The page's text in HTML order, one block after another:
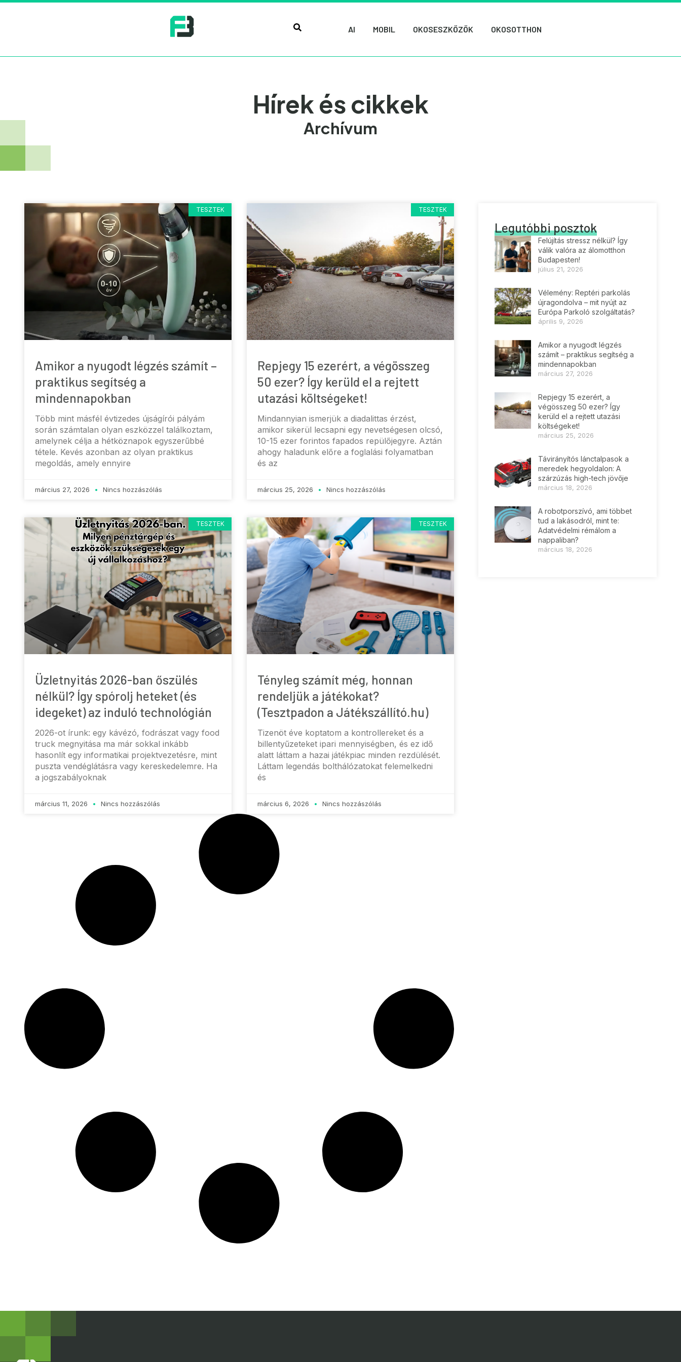
AI MOBIL OKOSESZKÖZÖK OKOSOTTHON
Hírek és cikkek
Archívum
TESZTEK
Amikor a nyugodt légzés számít –
praktikus segítség a
mindennapokban
Több mint másfél évtizedes újságírói pályám
során számtalan olyan eszközzel találkoztam,
amelynek célja a hétköznapok egyszerűbbé
tétele. Kevés azonban az olyan praktikus
megoldás, amely ennyire
március 27, 2026 Nincs hozzászólás
TESZTEK
Repjegy 15 ezerért, a végösszeg
50 ezer? Így kerüld el a rejtett
utazási költségeket!
Mindannyian ismerjük a diadalittas érzést,
amikor sikerül lecsapni egy nevetségesen olcsó,
10-15 ezer forintos fapados repülőjegyre. Aztán
ahogy haladunk előre a foglalási folyamatban
és az
március 25, 2026 Nincs hozzászólás
TESZTEK
Üzletnyitás 2026-ban őszülés
nélkül? Így spórolj heteket (és
idegeket) az induló technológián
2026-ot írunk: egy kávézó, fodrászat vagy food
truck megnyitása ma már sokkal inkább
hasonlít egy informatikai projektvezetésre, mint
puszta vendéglátásra vagy kereskedelemre. Ha
a jogszabályoknak
március 11, 2026 Nincs hozzászólás
TESZTEK
Tényleg számít még, honnan
rendeljük a játékokat?
(Tesztpadon a Játékszállító.hu)
Tizenöt éve koptatom a kontrollereket és a
billentyűzeteket ipari mennyiségben, és ez idő
alatt láttam a hazai játékpiac minden rezdülését.
Láttam legendás bolthálózatokat felemelkedni
és
március 6, 2026 Nincs hozzászólás
Legutóbbi posztok
Felújítás stressz nélkül? Így
válik valóra az álomotthon
Budapesten!
július 21, 2026
Vélemény: Reptéri parkolás
újragondolva – mit nyújt az
Európa Parkoló szolgáltatás?
április 9, 2026
Amikor a nyugodt légzés
számít – praktikus segítség a
mindennapokban
március 27, 2026
Repjegy 15 ezerért, a
végösszeg 50 ezer? Így
kerüld el a rejtett utazási
költségeket!
március 25, 2026
Távirányítós lánctalpasok a
meredek hegyoldalon: A
szárzúzás high-tech jövője
március 18, 2026
A robotporszívó, ami többet
tud a lakásodról, mint te:
Adatvédelmi rémálom a
nappaliban?
március 18, 2026